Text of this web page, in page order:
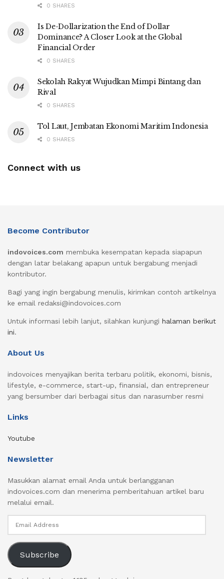
0 SHARES
Is De-Dollarization the End of Dollar
Dominance? A Closer Look at the Global
Financial Order
0 SHARES
Sekolah Rakyat Wujudkan Mimpi Bintang dan
Rival
0 SHARES
Tol Laut, Jembatan Ekonomi Maritim Indonesia
0 SHARES
Connect with us
Become Contributor
indovoices.com membuka kesempatan kepada siapapun
dengan latar belakang apapun untuk bergabung menjadi
kontributor.
Bagi yang ingin bergabung menulis, kirimkan contoh artikelnya
ke email redaksi@indovoices.com
Untuk informasi lebih lanjut, silahkan kunjungi halaman berikut
ini.
About Us
indovoices menyajikan berita terbaru politik, ekonomi, bisnis,
lifestyle, e-commerce, start-up, finansial, dan entrepreneur
yang bersumber dari berbagai situs dan narasumber resmi
Links
Youtube
Newsletter
Masukkan alamat email Anda untuk berlangganan
indovoices.com dan menerima pemberitahuan artikel baru
melalui email.
Subscribe